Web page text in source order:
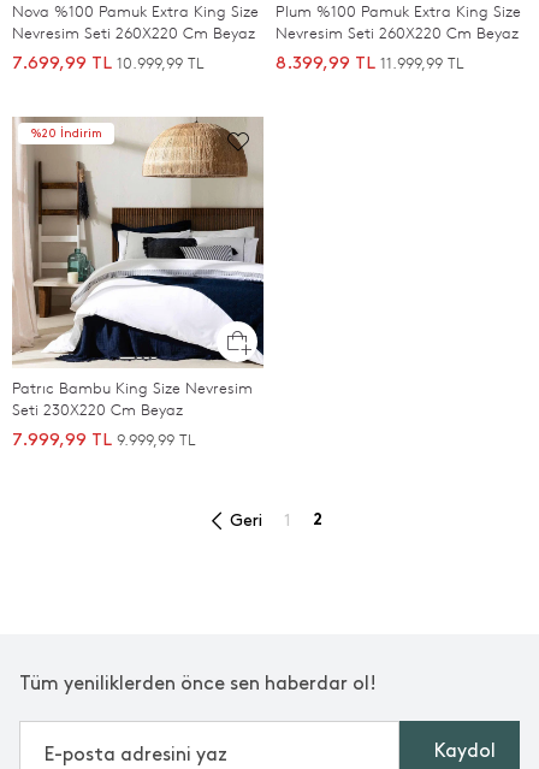
Nova %100 Pamuk Extra King Size
Nevresim Seti 260X220 Cm Beyaz
7.699,99 TL 10.999,99 TL
Plum %100 Pamuk Extra King Size
Nevresim Seti 260X220 Cm Beyaz
8.399,99 TL 11.999,99 TL
%20 İndirim
Patrıc Bambu King Size Nevresim
Seti 230X220 Cm Beyaz
7.999,99 TL 9.999,99 TL
Geri 1 2
Tüm yeniliklerden önce sen haberdar ol!
Kaydol